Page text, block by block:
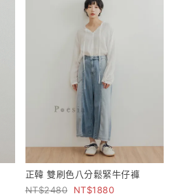
正韓 雙刷色八分鬆緊牛仔褲
2480
1880